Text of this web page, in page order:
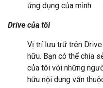
ứng dụng của mình.
Drive của tôi
Vị trí lưu trữ trên
hữu. Bạn có thể chia
của tôi với những
hữu nội dung vẫn